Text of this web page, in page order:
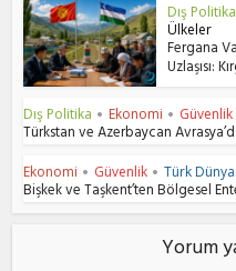
Dış Politika
Ülkeler
Fergana
Uzlaşısı:
Dış Politika • Ekonomi • Güvenlik
Türkstan ve Azerbaycan
Ekonomi • Güvenlik • Türk
Bişkek ve Taşkent’ten Bölgesel
Yorum